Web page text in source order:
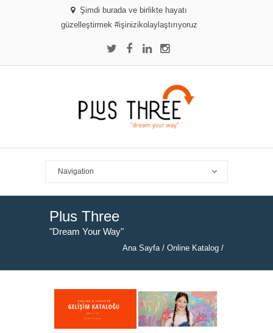
Şimdi burada ve birlikte hayatı
güzelleştirmek #işinizikolaylaştırıyoruz
Plus Three
"Dream Your Way"
Ana Sayfa/ Online Katalog /